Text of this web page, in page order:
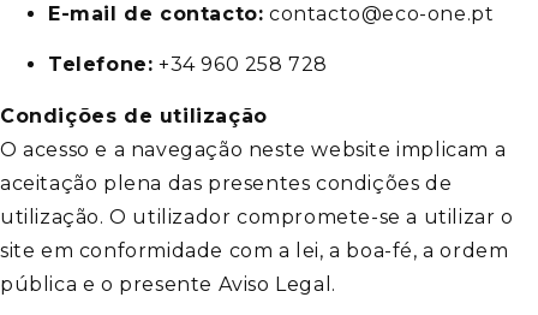
E-mail de contacto: contacto@eco-one.pt
Telefone: +34 960 258 728
Condições de utilização
O acesso e a navegação neste website implicam a
aceitação plena das presentes condições de
utilização. O utilizador compromete-se a utilizar o
site em conformidade com a lei, a boa-fé, a ordem
pública e o presente Aviso Legal.